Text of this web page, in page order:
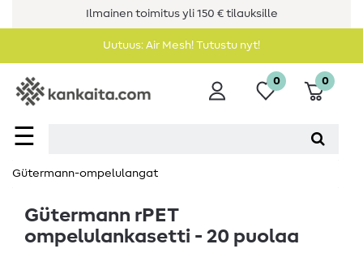
Ilmainen toimitus yli 150 € tilauksille
Uutuus: Air Mesh! Tutustu nyt!
☰
0 0
Gütermann-ompelulangat
Gütermann rPET
ompelulankasetti - 20 puolaa